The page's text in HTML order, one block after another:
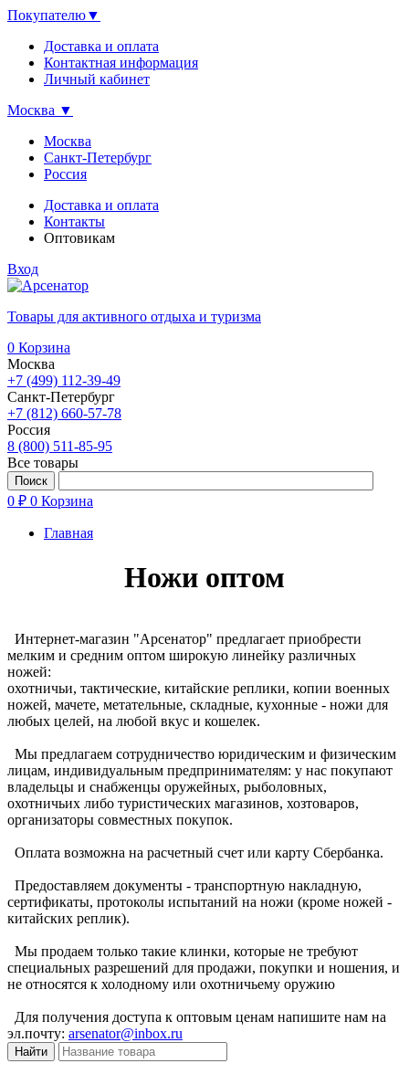
Покупателю▼
Доставка и оплата
Контактная информация
Личный кабинет
Москва ▼
Москва
Санкт-Петербург
Россия
Доставка и оплата
Контакты
Оптовикам
Вход
Товары для активного отдыха и туризма
0 Корзина
Москва
+7 (499) 112-39-49
Санкт-Петербург
+7 (812) 660-57-78
Россия
8 (800) 511-85-95
Все товары
0 ₽ 0 Корзина
Главная
Ножи оптом
Интернет-магазин "Арсенатор" предлагает приобрести
мелким и средним оптом широкую линейку различных
ножей:
охотничьи, тактические, китайские реплики, копии военных
ножей, мачете, метательные, складные, кухонные - ножи для
любых целей, на любой вкус и кошелек.
Мы предлагаем сотрудничество юридическим и физическим
лицам, индивидуальным предпринимателям: у нас покупают
владельцы и снабженцы оружейных, рыболовных,
охотничьих либо туристических магазинов, хозтоваров,
организаторы совместных покупок.
Оплата возможна на расчетный счет или карту Сбербанка.
Предоставляем документы - транспортную накладную,
сертификаты, протоколы испытаний на ножи (кроме ножей -
китайских реплик).
Мы продаем только такие клинки, которые не требуют
специальных разрешений для продажи, покупки и ношения, и
не относятся к холодному или охотничьему оружию
Для получения доступа к оптовым ценам напишите нам на
эл.почту: arsenator@inbox.ru